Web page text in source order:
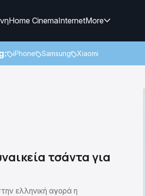
Home CinemaInternetMore
iPhone Samsung Xiaomi
τσάντα για
ελληνική αγορά η